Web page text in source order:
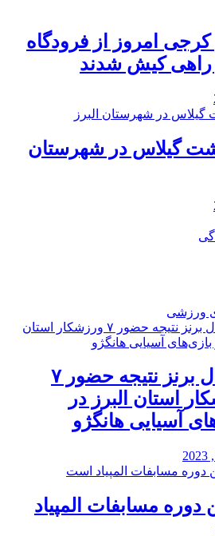
امروز از فرودگاه
راهی کیش شدند
گیلاس در شهرستان
ورزشی
۲ مدال برنز نتیجه حضور ۷
استان البرز در
آسیایی هانگژو
دوره مسابفات المپیاد